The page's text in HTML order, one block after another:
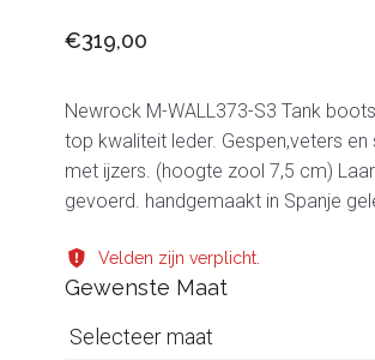
€319,00
Newrock M-WALL373-S3 Tank
top kwaliteit leder. Gespen,veters
met ijzers. (hoogte zool 7,5 cm)
gevoerd. handgemaakt in Spanje
Velden zijn verplicht.
Gewenste Maat
Selecteer maat